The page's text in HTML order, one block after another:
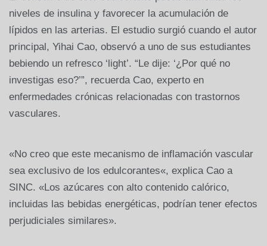
niveles de insulina y favorecer la acumulación de
lípidos en las arterias. El estudio surgió cuando el autor
principal, Yihai Cao, observó a uno de sus estudiantes
bebiendo un refresco ‘light’. “Le dije: ‘¿Por qué no
investigas eso?’”, recuerda Cao, experto en
enfermedades crónicas relacionadas con trastornos
vasculares.
«No creo que este mecanismo de inflamación vascular
sea exclusivo de los edulcorantes«, explica Cao a
SINC. «Los azúcares con alto contenido calórico,
incluidas las bebidas energéticas, podrían tener efectos
perjudiciales similares».